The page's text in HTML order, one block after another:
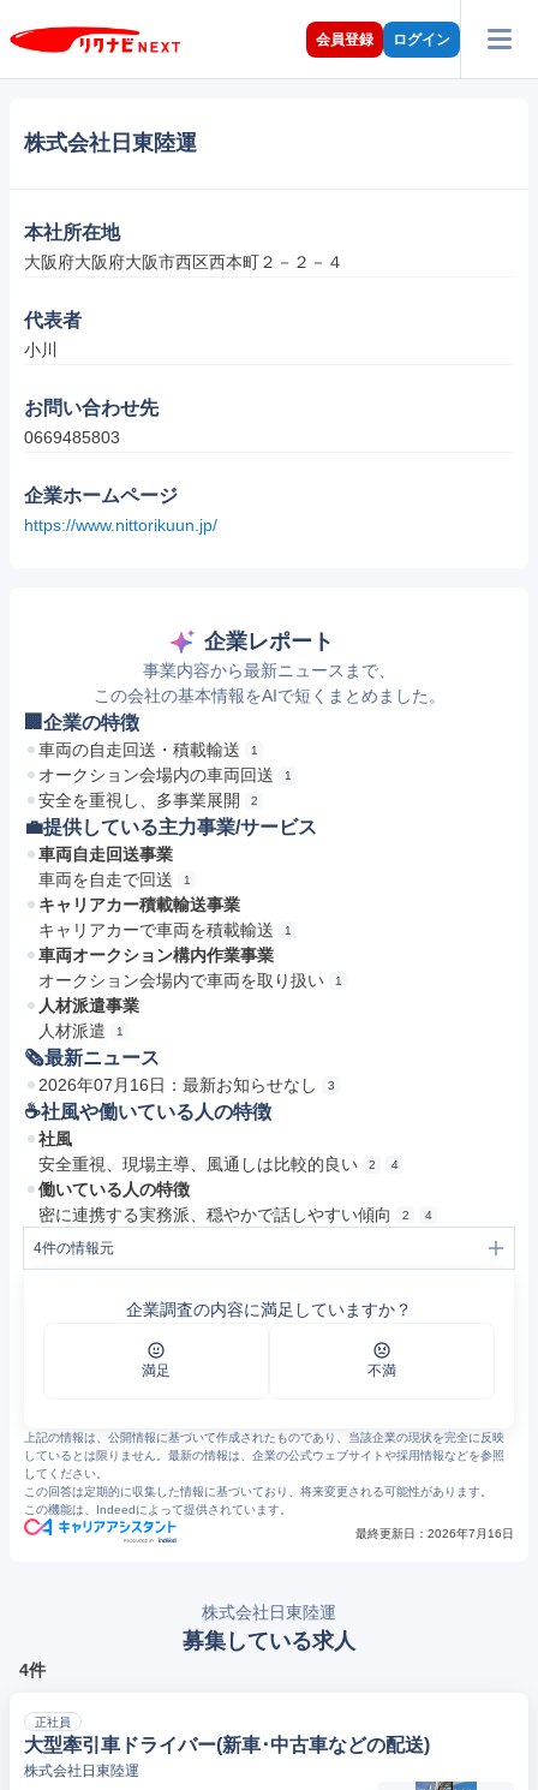
会員登録 ログイン
株式会社日東陸運
本社所在地
大阪府大阪府大阪市西区西本町２－２－４
代表者
小川
お問い合わせ先
0669485803
企業ホームページ
https://www.nittorikuun.jp/
企業レポート
事業内容から最新ニュースまで、
この会社の基本情報をAIで短くまとめました。
🏢企業の特徴
車両の自走回送・積載輸送 1
オークション会場内の車両回送 1
安全を重視し、多事業展開 2
💼提供している主力事業/サービス
車両自走回送事業
車両を自走で回送
1
キャリアカー積載輸送事業
キャリアカーで車両を積載輸送
1
車両オークション構内作業事業
オークション会場内で車両を取り扱い
1
人材派遣事業
人材派遣
1
🗞最新ニュース
2026年07月16日：最新お知らせなし 3
☕️社風や働いている人の特徴
社風
安全重視、現場主導、風通しは比較的良い
2 4
働いている人の特徴
密に連携する実務派、穏やかで話しやすい傾向
2 4
4件の情報元
お知らせ｜株式会社日東陸運 コーポレートサイト
企業調査の内容に満足していますか？
満足 不満
上記の情報は、公開情報に基づいて作成されたものであり、当該企業の現状を完全に反映
しているとは限りません。最新の情報は、企業の公式ウェブサイトや採用情報などを参照
してください。
この回答は定期的に収集した情報に基づいており、将来変更される可能性があります。
この機能は、Indeedによって提供されています。
最終更新日： 2026年7月16日
株式会社日東陸運
募集している求人
4件
正社員
大型牽引車ドライバー(新車･中古車などの配送)
株式会社日東陸運